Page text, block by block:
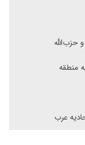
حزب‌الله
منطقه
عرب